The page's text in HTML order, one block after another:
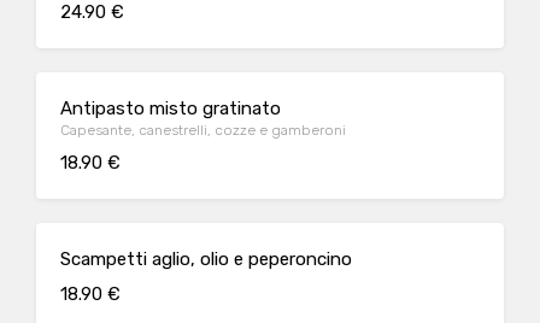
24.90 €
Antipasto misto gratinato
Capesante, canestrelli, cozze e gamberoni
18.90 €
Scampetti aglio, olio e peperoncino
18.90 €